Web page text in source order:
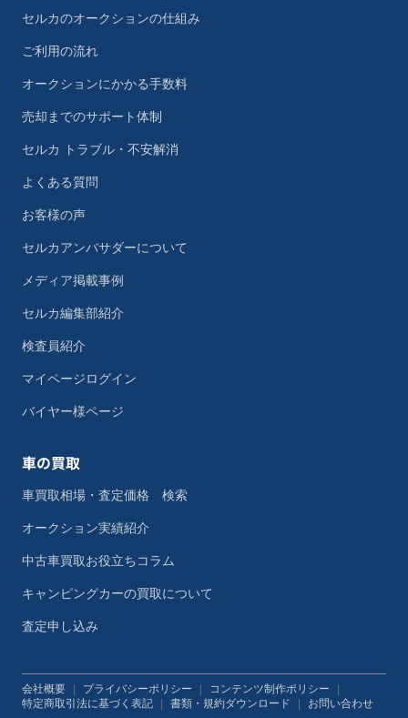
セルカのオークションの仕組み
ご利用の流れ
オークションにかかる手数料
売却までのサポート体制
セルカ トラブル・不安解消
よくある質問
お客様の声
セルカアンバサダーについて
メディア掲載事例
セルカ編集部紹介
検査員紹介
マイページログイン
バイヤー様ページ
車の買取
車買取相場・査定価格 検索
オークション実績紹介
中古車買取お役立ちコラム
キャンピングカーの買取について
査定申し込み
会社概要 プライバシーポリシー コンテンツ制作ポリシー
特定商取引法に基づく表記
書類・規約ダウンロード お問い合わせ